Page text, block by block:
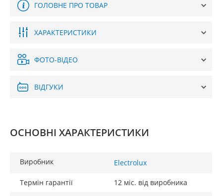
ГОЛОВНЕ ПРО ТОВАР
ХАРАКТЕРИСТИКИ
ФОТО-ВІДЕО
ВІДГУКИ
ОСНОВНІ ХАРАКТЕРИСТИКИ
Виробник Electrolux
Термін гарантії
12 міс. від виробника